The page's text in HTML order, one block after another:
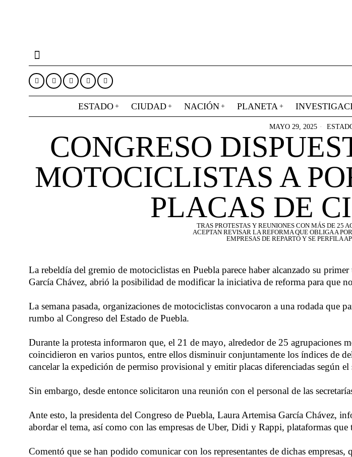
ESTADO CIUDAD NACIÓN PLANETA
MAYO 29, 2025
CONGRESO
MOTOCICLISTAS A
PLACAS DE
TRAS PROTESTAS Y REUNIONES CON MÁS DE 25
ACEPTAN REVISAR LA REFORMA QUE OBLIGA A
EMPRESAS DE REPARTO Y SE PERFILA
La rebeldía del gremio de motociclistas en Puebla parece haber alcanzado su
García Chávez, abrió la posibilidad de modificar la iniciativa de reforma para que
La semana pasada, organizaciones de motociclistas convocaron a una rodada que
rumbo al Congreso del Estado de Puebla.
Durante la protesta informaron que, el 21 de mayo, alrededor de 25 agrupaciones
coincidieron en varios puntos, entre ellos disminuir conjuntamente los índices de
cancelar la expedición de permiso provisional y emitir placas diferenciadas según
Sin embargo, desde entonce solicitaron una reunión con el personal de las
Ante esto, la presidenta del Congreso de Puebla, Laura Artemisa García Chávez,
abordar el tema, así como con las empresas de Uber, Didi y Rappi, plataformas
Comentó que se han podido comunicar con los representantes de dichas